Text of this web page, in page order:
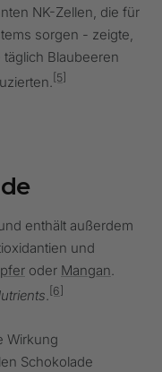
NK-Zellen, die für
sorgen - zeigte,
Blaubeeren
[5]
enthält außerdem
und
oder Mangan.
. [6]
Wirkung
Schokolade